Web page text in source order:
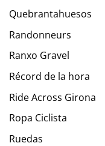
Quebrantahuesos
Randonneurs
Ranxo Gravel
Récord de la hora
Ride Across Girona
Ropa Ciclista
Ruedas